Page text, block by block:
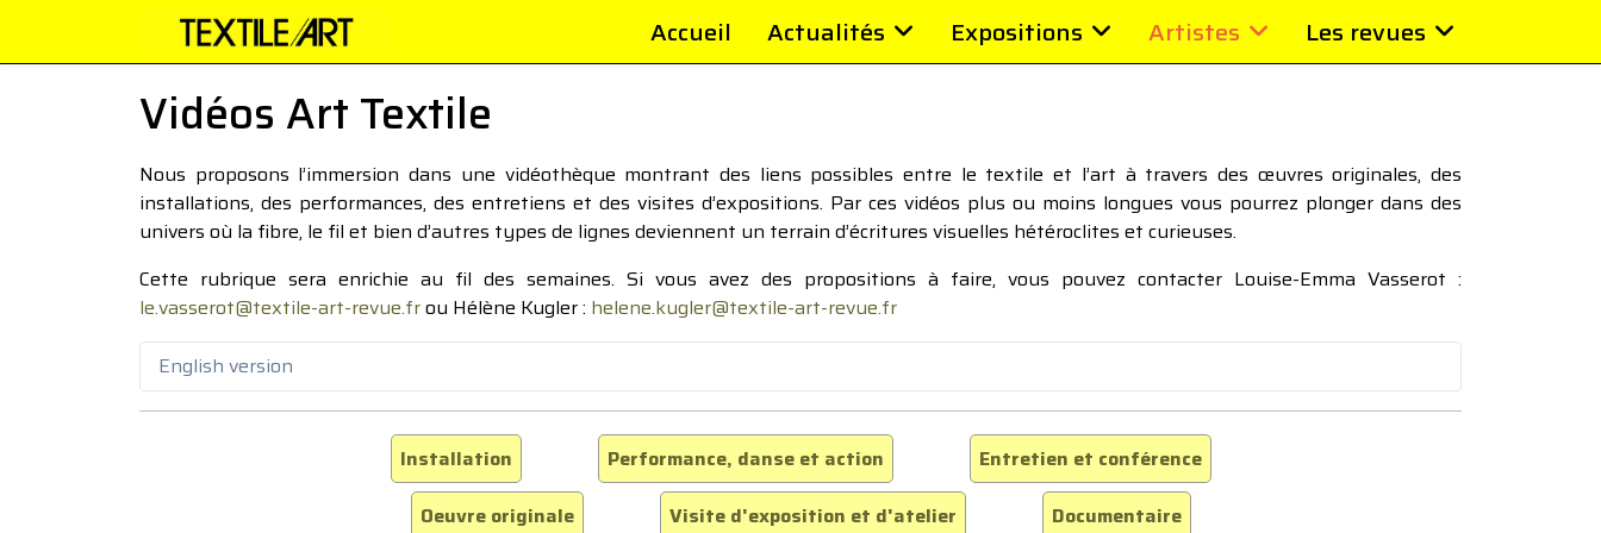
Accueil Actualités Expositions Artistes Les revues
Vidéos Art Textile
Nous proposons l’immersion dans une vidéothèque montrant des liens possibles entre le textile et l’art à travers des œuvres originales, des
installations, des performances, des entretiens et des visites d’expositions. Par ces vidéos plus ou moins longues vous pourrez plonger dans des
univers où la fibre, le fil et bien d’autres types de lignes deviennent un terrain d’écritures visuelles hétéroclites et curieuses.
Cette rubrique sera enrichie au fil des semaines. Si vous avez des propositions à faire, vous pouvez contacter Louise-Emma Vasserot :
le.vasserot@textile-art-revue.frou Hélène Kugler : helene.kugler@textile-art-revue.fr
English version
Installation Performance, danse et action
Entretien et conférence
Oeuvre originale
Visite d'exposition et d'atelier Documentaire